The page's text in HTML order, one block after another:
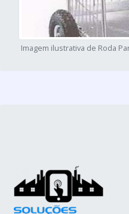
Imagem ilustrativa de Roda